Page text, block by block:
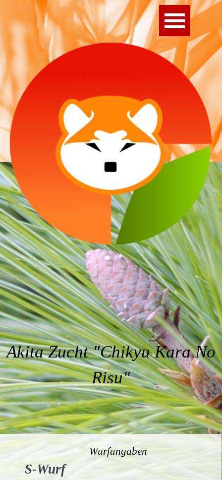
Direkt zum Seiteninhalt
Menü überspringen
Akita Zucht"Chikyu Kara No
Risu"
Wurfangaben
S-Wurf